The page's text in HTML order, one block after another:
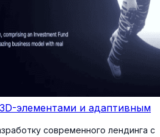
элементами и адаптивным
современного лендинга с